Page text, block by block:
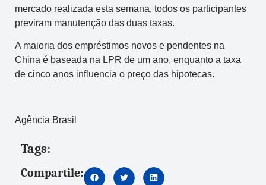
mercado realizada esta semana, todos os participantes
previram manutenção das duas taxas.
A maioria dos empréstimos novos e pendentes na
China é baseada na LPR de um ano, enquanto a taxa
de cinco anos influencia o preço das hipotecas.
Agência Brasil
Tags:
Compartile: